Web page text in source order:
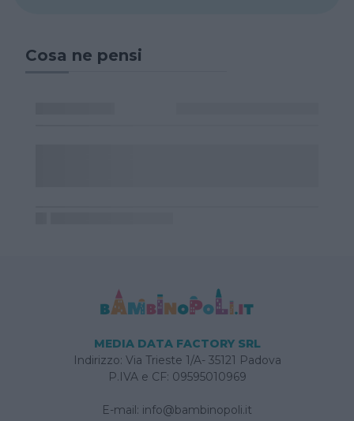
Cosa ne pensi
MEDIA DATA FACTORY SRL
Indirizzo: Via Trieste 1/A- 35121 Padova
P.IVA e CF: 09595010969
E-mail: info@bambinopoli.it